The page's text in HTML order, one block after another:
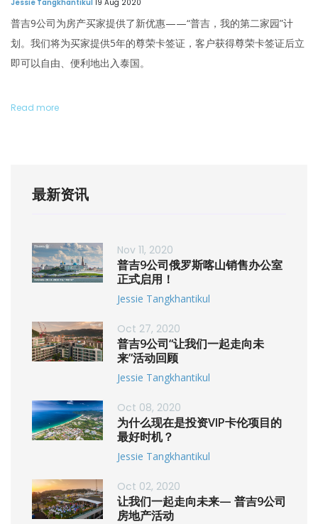
Jessie Tangkhantikul 19 Aug 2020
普吉9公司为房产买家提供了新优惠——“普吉，我的第二家园”计
划。我们将为买家提供5年的尊荣卡签证，客户获得尊荣卡签证后立
即可以自由、便利地出入泰国。
Read more
最新资讯
Nov 11, 2020
普吉9公司俄罗斯喀山销售办公室
正式启用！
Jessie Tangkhantikul
Oct 27, 2020
普吉9公司“让我们一起走向未
来”活动回顾
Jessie Tangkhantikul
Oct 08, 2020
为什么现在是投资VIP卡伦项目的
最好时机？
Jessie Tangkhantikul
Oct 02, 2020
让我们一起走向未来— 普吉9公司
房地产活动